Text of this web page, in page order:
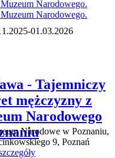
01.03.2026
- Tajemniczy
mężczyzny z
Narodowego
Narodowe w Poznaniu,
9, Poznań